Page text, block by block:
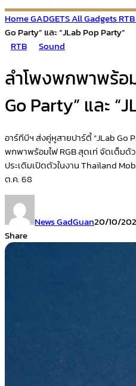
HomeGADGETSAll GadgetsRTB
Go Party” และ “JLab Pop Party”
RTB
Sound
ลำโพงพกพาพร้อ
Go Party” และ
อาร์ทีบีฯ ส่งคู่หูสายปาร์ตี้ “JLab Go
พกพาพร้อมไฟ RGB สุดเท่ จัดเต็ม
ประเดิมเปิดตัวในงาน Thailand
ต.ค. 68
News GadGuan20/10/
Share